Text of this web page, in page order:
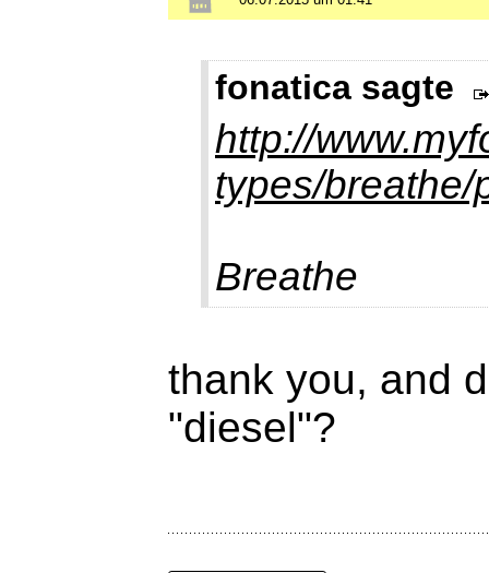
fonatica sagte
http://
types/breathe/
Breathe
thank you, and
"diesel"?